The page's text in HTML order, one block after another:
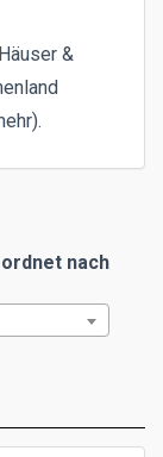
&
nach